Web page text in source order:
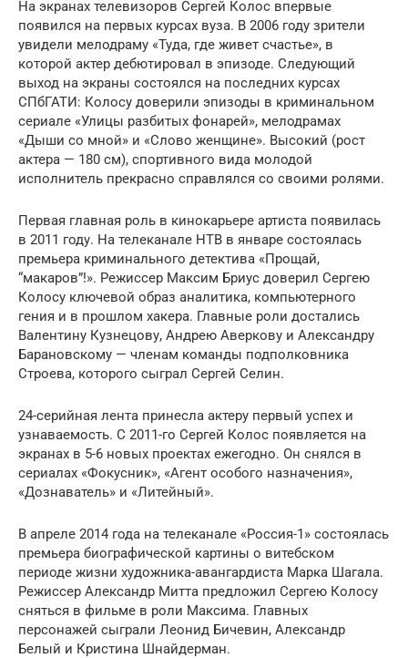
На экранах телевизоров Сергей Колос впервые
появился на первых курсах вуза. В 2006 году зрители
увидели мелодраму «Туда, где живет счастье», в
которой актер дебютировал в эпизоде. Следующий
выход на экраны состоялся на последних курсах
СПбГАТИ: Колосу доверили эпизоды в криминальном
сериале «Улицы разбитых фонарей», мелодрамах
«Дыши со мной» и «Слово женщине». Высокий (рост
актера — 180 см), спортивного вида молодой
исполнитель прекрасно справлялся со своими ролями.
Первая главная роль в кинокарьере артиста появилась
в 2011 году. На телеканале НТВ в январе состоялась
премьера криминального детектива «Прощай,
“макаров”!». Режиссер Максим Бриус доверил Сергею
Колосу ключевой образ аналитика, компьютерного
гения и в прошлом хакера. Главные роли достались
Валентину Кузнецову, Андрею Аверкову и Александру
Барановскому — членам команды подполковника
Строева, которого сыграл Сергей Селин.
24-серийная лента принесла актеру первый успех и
узнаваемость. С 2011-го Сергей Колос появляется на
экранах в 5-6 новых проектах ежегодно. Он снялся в
сериалах «Фокусник», «Агент особого назначения»,
«Дознаватель» и «Литейный».
В апреле 2014 года на телеканале «Россия-1» состоялась
премьера биографической картины о витебском
периоде жизни художника-авангардиста Марка Шагала.
Режиссер Александр Митта предложил Сергею Колосу
сняться в фильме в роли Максима. Главных
персонажей сыграли Леонид Бичевин, Александр
Белый и Кристина Шнайдерман.